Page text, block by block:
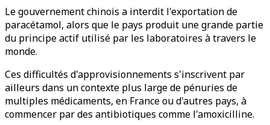
Le gouvernement chinois a interdit l'exportation de
paracétamol, alors que le pays produit une grande partie
du principe actif utilisé par les laboratoires à travers le
monde.
Ces difficultés d'approvisionnements s'inscrivent par
ailleurs dans un contexte plus large de pénuries de
multiples médicaments, en France ou d'autres pays, à
commencer par des antibiotiques comme l'amoxicilline.